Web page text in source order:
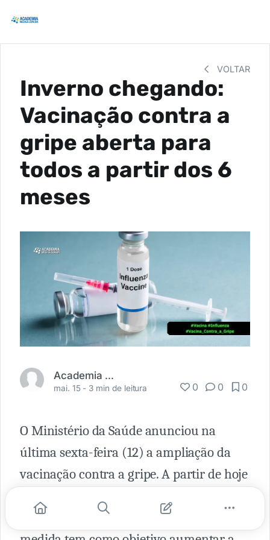
VOLTAR
Inverno chegando:
Vacinação contra a
gripe aberta para
todos a partir dos 6
meses
Academia Médica
mai. 15 - 3 min de leitura 0 0 0
O Ministério da Saúde anunciou na
última sexta-feira (12) a ampliação da
vacinação contra a gripe. A partir de hoje
meses de idade pode receber a vacina. A